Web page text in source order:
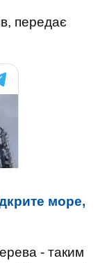
передає
море,
- таким